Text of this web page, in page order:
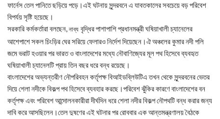
ফার্নেস তেল পানিতে ছড়িয়ে পড়ে।এই ঘটনায় সুন্দরবনে এ যাবতকালের সবচেয়ে বড় পরিবেশ
বিপর্যয় সৃষ্টি হয়েছে।
সরকারি কর্মকর্তারা বলছেন, নাব্য বৃদ্ধির পাশাপাশি প্রধানমন্ত্রী ঘষিয়াখালী চ্যানেলের
আশেপাশে সকল চিংড়ির ঘের সরিয়ে ফেলারও নির্দেশ দিয়েছেন।ঐ অঞ্চলের কুমার নদী পলি
জমে ভরাট হওয়ার পর ভারত ও বাংলাদেশের মধ্যে নৌবাণিজ্যের মূল পথ হিসেবে ব্যবহৃত
ঘষিয়াখালী চ্যানেলটি প্রায় তিন বছর ধরে বন্ধ রয়েছে।
বাংলাদেশের অভ্যন্তরীণ নৌপরিবহন কর্তৃপক্ষ বিআইডব্লিউটিএ তখন থেকে সুন্দরবনের ভেতর
দিয়ে শেলা নদীকে বিকল্প পথ হিসেবে ব্যবহার করছে।পরিবেশ ঝুঁকির কারণে বাংলাদেশের বন
কর্তৃপক্ষ এবং পরিবেশ আন্দোলনকারীরা দীর্ঘদিন ধরে শেলা নদীর বিকল্প নৌপথটি বন্ধ করার জন্য
দাবি করে আসছিলেন।তেল দুষণের এই ঘটনার পর রোববার এক আন্তমন্ত্রণালয় বৈঠকে